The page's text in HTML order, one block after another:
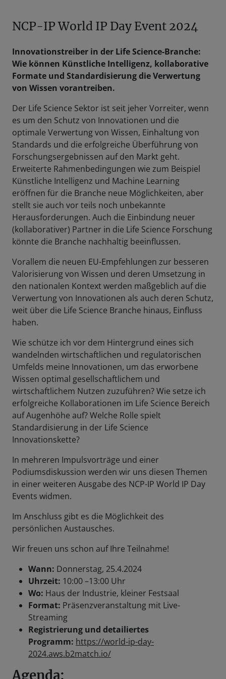
NCP-IP World IP Day Event 2024
Innovationstreiber in der Life Science-Branche:
Wie können Künstliche Intelligenz, kollaborative
Formate und Standardisierung die Verwertung
von Wissen vorantreiben.
Der Life Science Sektor ist seit jeher Vorreiter, wenn
es um den Schutz von Innovationen und die
optimale Verwertung von Wissen, Einhaltung von
Standards und die erfolgreiche Überführung von
Forschungsergebnissen auf den Markt geht.
Erweiterte Rahmenbedingungen wie zum Beispiel
Künstliche Intelligenz und Machine Learning
eröffnen für die Branche neue Möglichkeiten, aber
stellt sie auch vor teils noch unbekannte
Herausforderungen. Auch die Einbindung neuer
(kollaborativer) Partner in die Life Science Forschung
könnte die Branche nachhaltig beeinflussen.
Vorallem die neuen EU-Empfehlungen zur besseren
Valorisierung von Wissen und deren Umsetzung in
den nationalen Kontext werden maßgeblich auf die
Verwertung von Innovationen als auch deren Schutz,
weit über die Life Science Branche hinaus, Einfluss
haben.
Wie schütze ich vor dem Hintergrund eines sich
wandelnden wirtschaftlichen und regulatorischen
Umfelds meine Innovationen, um das erworbene
Wissen optimal gesellschaftlichem und
wirtschaftlichem Nutzen zuzuführen? Wie setze ich
erfolgreiche Kollaborationen im Life Science Bereich
auf Augenhöhe auf? Welche Rolle spielt
Standardisierung in der Life Science
Innovationskette?
In mehreren Impulsvorträge und einer
Podiumsdiskussion werden wir uns diesen Themen
in einer weiteren Ausgabe des NCP-IP World IP Day
Events widmen.
Im Anschluss gibt es die Möglichkeit des
persönlichen Austausches.
Wir freuen uns schon auf Ihre Teilnahme!
Wann: Donnerstag, 25.4.2024
Uhrzeit: 10:00 –13:00 Uhr
Wo: Haus der Industrie, kleiner Festsaal
Format: Präsenzveranstaltung mit Live-
Streaming
Registrierung und detailiertes
Programm: https://world-ip-day-
2024.aws.b2match.io/
Agenda: